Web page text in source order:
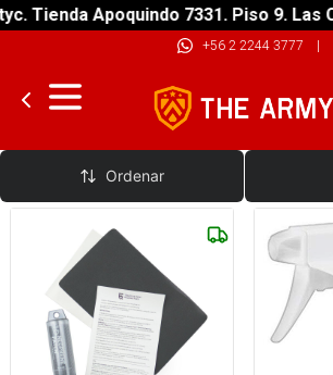
Apoquindo 7331. Piso 9. Las
+56 2 2244 3777 |
Reparación
Ordenar